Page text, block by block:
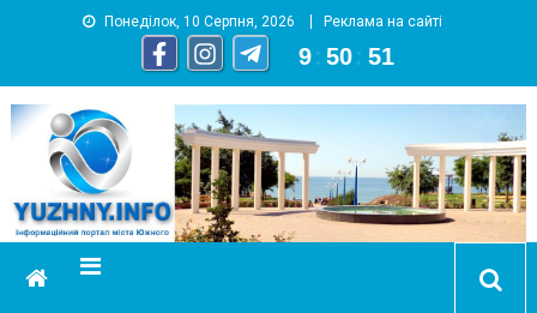
Понеділок, 10 Серпня, 2026 Реклама на сайті
9 : 50 : 52
YUZHNY.INFO
информационный портал города Южный